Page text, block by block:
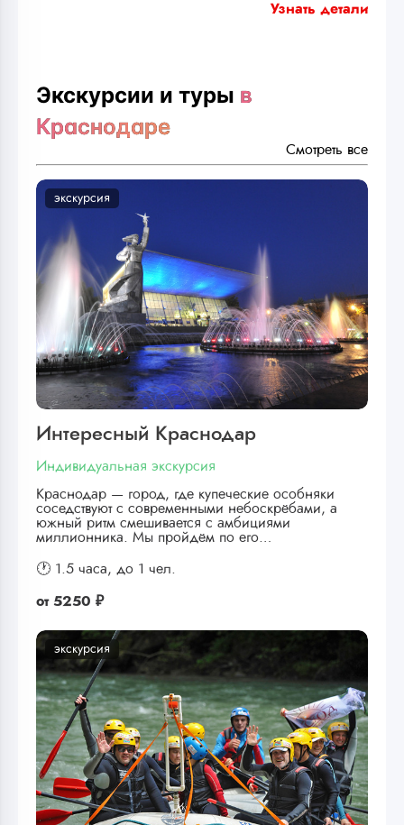
Узнать детали
Экскурсии и туры в
Краснодаре
Смотреть все
экскурсия
Интересный Краснодар
Индивидуальная экскурсия
Краснодар — город, где купеческие особняки
соседствуют с современными небоскрёбами, а
южный ритм смешивается с амбициями
миллионника. Мы пройдём по его…
🕐 1.5 часа, до 1 чел.
от 5250 ₽
экскурсия